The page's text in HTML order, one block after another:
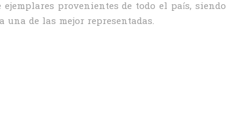
provenientes de todo el país, siendo
una de las mejor representadas.